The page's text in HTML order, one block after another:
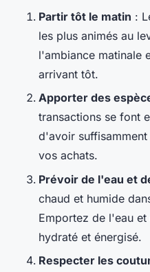
Partir tôt le matin :
les plus animés au
l'ambiance matinale
arrivant tôt.
Apporter des
transactions se font
d'avoir
vos achats.
Prévoir de l'eau et
chaud et humide
Emportez de l'eau
hydraté et énergisé.
Respecter les